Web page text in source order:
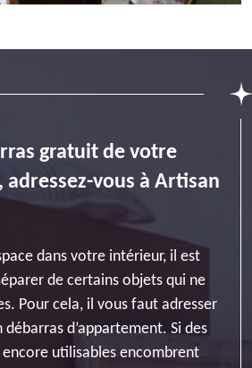
gratuit de votre
vous à Artisan
dans votre intérieur, il est
de certains objets qui ne
Pour cela, il vous faut adresser
d’appartement. Si des
utilisables encombrent